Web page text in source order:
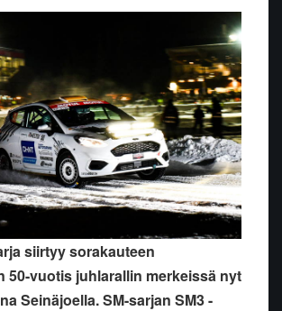
siirtyy sorakauteen
50-vuotis juhlarallin merkeissä nyt
Seinäjoella. SM-sarjan SM3 -